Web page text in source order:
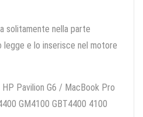
solitamente nella parte
e lo inserisce nel motore
Pavilion G6 / MacBook Pro
GM4100 GBT4400 4100